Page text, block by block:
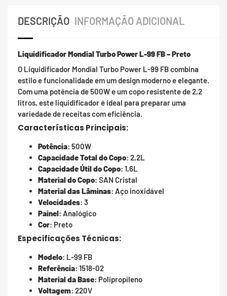
DESCRIÇÃO INFORMAÇÃO ADICIONAL
Liquidificador Mondial Turbo Power L-99 FB – Preto
O Liquidificador Mondial Turbo Power L-99 FB combina
estilo e funcionalidade em um design moderno e elegante.
Com uma potência de 500W e um copo resistente de 2,2
litros, este liquidificador é ideal para preparar uma
variedade de receitas com eficiência.
Características Principais:
Potência: 500W
Capacidade Total do Copo: 2,2L
Capacidade Útil do Copo: 1,6L
Material do Copo: SAN Cristal
Material das Lâminas: Aço inoxidável
Velocidades: 3
Painel: Analógico
Cor: Preto
Especificações Técnicas:
Modelo: L-99 FB
Referência: 1518-02
Material da Base: Polipropileno
Voltagem: 220V